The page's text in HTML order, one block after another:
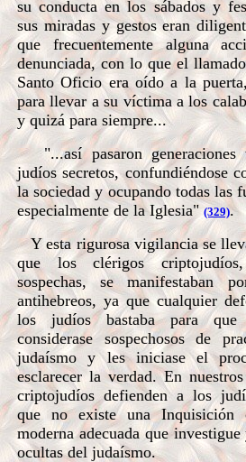
su conducta en los sábados y
sus miradas y gestos eran
que frecuentemente alguna
denunciada, con lo que el
Santo Oficio era oído a la
para llevar a su víctima a los
y quizá para siempre...
"...así pasaron generaciones
judíos secretos, confundiéndose
la sociedad y ocupando todas las
especialmente de la Iglesia" (329).
Y esta rigurosa vigilancia se
que los clérigos
sospechas, se manifestaban
antihebreos, ya que cualquier
los judíos bastaba para
considerase sospechosos de
judaísmo y les iniciase el
esclarecer la verdad. En
criptojudíos defienden a los
que no existe una Inquisición
moderna adecuada que
ocultas del judaísmo.